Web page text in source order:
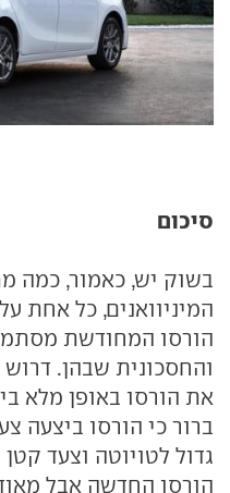
סיכום
בשוק יש, כאמור, כמה
המיניוואנים, כל אחת
הורסו המחודשת
והחסכונית שבהן.
את הורסו באופן מלא
ברור כי הורסו ביצעה
גדול לטויוטה וצעד
הורסו החדשה אבל